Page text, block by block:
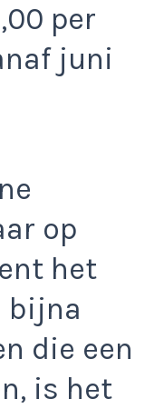
per
juni
op
het
bijna
die een
is het